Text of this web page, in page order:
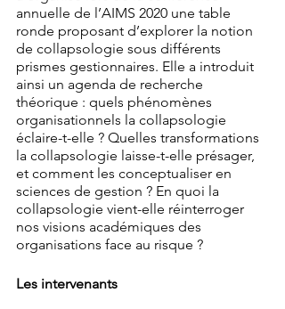
annuelle de l’AIMS 2020 une table
ronde proposant d’explorer la notion
de collapsologie sous différents
prismes gestionnaires. Elle a introduit
ainsi un agenda de recherche
théorique : quels phénomènes
organisationnels la collapsologie
éclaire-t-elle ? Quelles transformations
la collapsologie laisse-t-elle présager,
et comment les conceptualiser en
sciences de gestion ? En quoi la
collapsologie vient-elle réinterroger
nos visions académiques des
organisations face au risque ?
Les intervenants